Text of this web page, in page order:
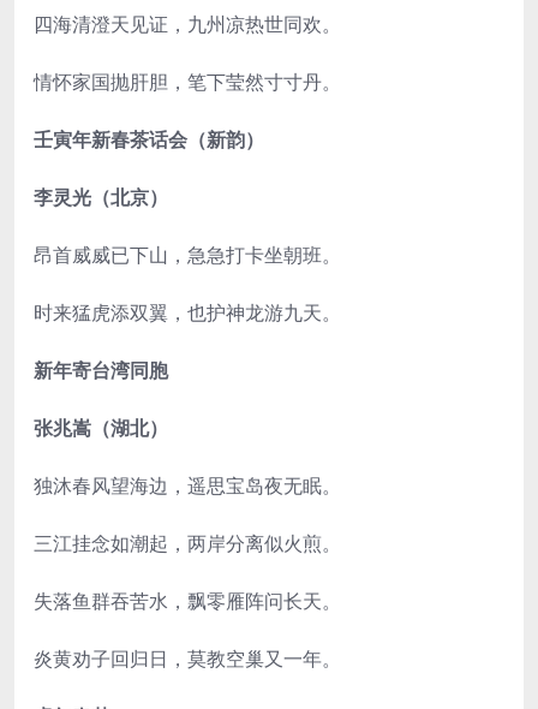
四海清澄天见证，九州凉热世同欢。
情怀家国抛肝胆，笔下莹然寸寸丹。
壬寅年新春茶话会（新韵）
李灵光（北京）
昂首威威已下山，急急打卡坐朝班。
时来猛虎添双翼，也护神龙游九天。
新年寄台湾同胞
张兆嵩（湖北）
独沐春风望海边，遥思宝岛夜无眠。
三江挂念如潮起，两岸分离似火煎。
失落鱼群吞苦水，飘零雁阵问长天。
炎黄劝子回归日，莫教空巢又一年。